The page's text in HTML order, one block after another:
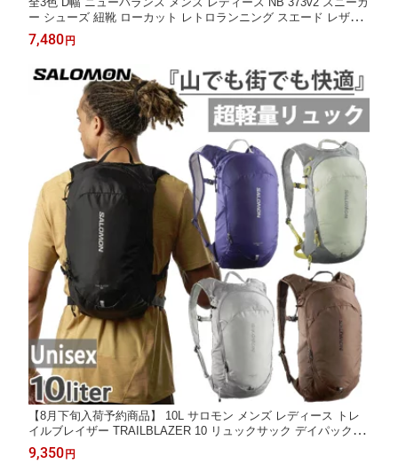
ー シューズ 紐靴 ローカット レトロランニング スエード レザー
ブラック 黒 グレー ネイビー 灰色 送料無料 New Balance ML373
KB2D ML373KG2D ML373KN2D
7,480 円
【8月下旬入荷予約商品】 10L サロモン メンズ レディース トレ
イルブレイザー TRAILBLAZER 10 リュックサック デイパック バ
ックパック トレイルランニング 登山 ブラック 黒 ブルー ブラウ
ン 青 カーキ 送料無料 Salomon
9,350 円